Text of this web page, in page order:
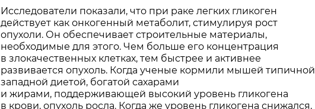
Исследователи показали, что при раке легких гликоген
действует как онкогенный метаболит, стимулируя рост
опухоли. Он обеспечивает строительные материалы,
необходимые для этого. Чем больше его концентрация
в злокачественных клетках, тем быстрее и активнее
развивается опухоль. Когда ученые кормили мышей типичной
западной диетой, богатой сахарами
и жирами, поддерживающей высокий уровень гликогена
в крови, опухоль росла. Когда же уровень гликогена снижался,